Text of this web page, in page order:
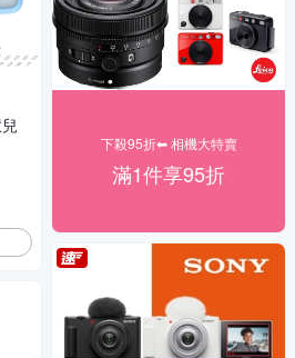
下殺95折⬅︎ 相機大特賣
滿1件享95折